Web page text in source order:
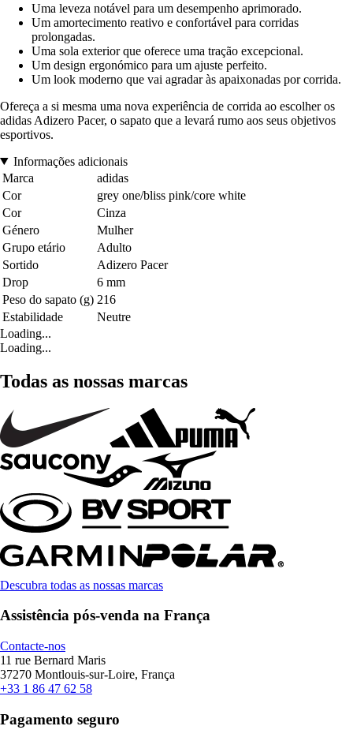
Uma leveza notável para um desempenho aprimorado.
Um amortecimento reativo e confortável para corridas
prolongadas.
Uma sola exterior que oferece uma tração excepcional.
Um design ergonómico para um ajuste perfeito.
Um look moderno que vai agradar às apaixonadas por corrida.
Ofereça a si mesma uma nova experiência de corrida ao escolher os
adidas Adizero Pacer, o sapato que a levará rumo aos seus objetivos
esportivos.
Informações adicionais
Marca
adidas
Cor
grey one/bliss pink/core white
Cor
Cinza
Género
Mulher
Grupo etário
Adulto
Sortido
Adizero Pacer
Drop
6 mm
Peso do sapato (g) 216
Estabilidade
Neutre
Loading...
Loading...
Todas as nossas marcas
Descubra todas as nossas marcas
Assistência pós-venda na França
Contacte-nos
11 rue Bernard Maris
37270 Montlouis-sur-Loire, França
+33 1 86 47 62 58
Pagamento seguro